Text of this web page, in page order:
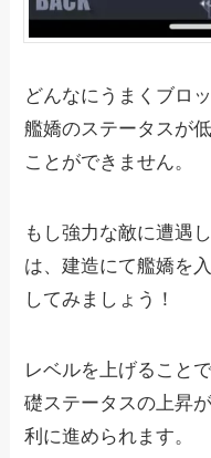
どんなにうまくブロ
艦嬌のステータスが
ことができません。
もし強力な敵に遭遇
は、建造にて艦嬌を
してみましょう！
レベルを上げること
礎ステータスの上昇
利に進められます。